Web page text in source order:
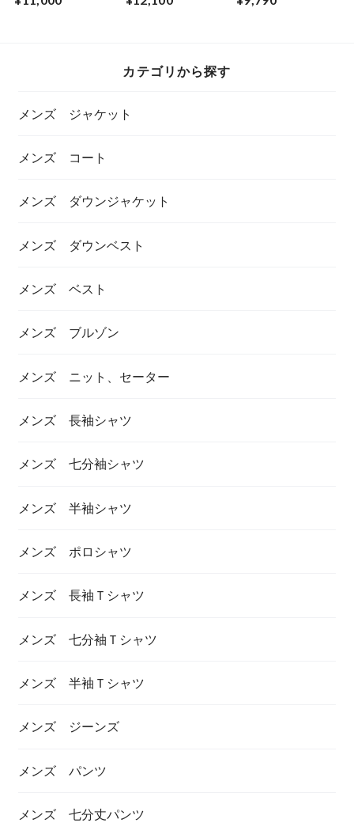
ズ レザーベルト
ベット 半袖バンド
プリントTシャツ
カテゴリから探す
メンズ ジャケット
メンズ コート
メンズ ダウンジャケット
メンズ ダウンベスト
メンズ ベスト
メンズ ブルゾン
メンズ ニット、セーター
メンズ 長袖シャツ
メンズ 七分袖シャツ
メンズ 半袖シャツ
メンズ ポロシャツ
メンズ 長袖Ｔシャツ
メンズ 七分袖Ｔシャツ
メンズ 半袖Ｔシャツ
メンズ ジーンズ
メンズ パンツ
メンズ 七分丈パンツ